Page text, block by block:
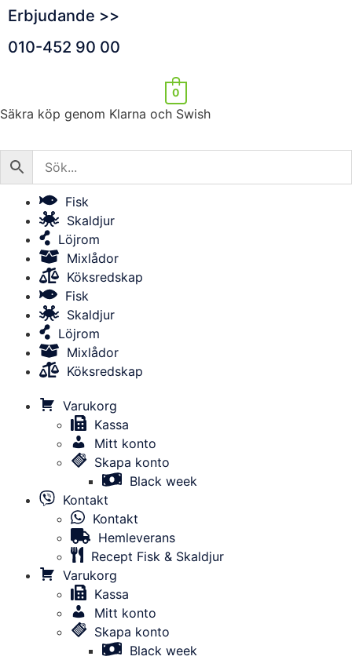
Erbjudande >>
010-452 90 00
0
Säkra köp genom Klarna och Swish
Fisk
Skaldjur
Löjrom
Mixlådor
Köksredskap
Fisk
Skaldjur
Löjrom
Mixlådor
Köksredskap
Varukorg
Kassa
Mitt konto
Skapa konto
Black week
Kontakt
Kontakt
Hemleverans
Recept Fisk & Skaldjur
Varukorg
Kassa
Mitt konto
Skapa konto
Black week